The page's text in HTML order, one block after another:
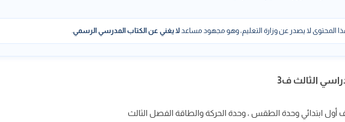
المحتوى لا يصدر عن وزارة التعليم، وهو مجهود مساعدلا يغني عن الكتاب المدرسي الرسمي.
الثالث ف3